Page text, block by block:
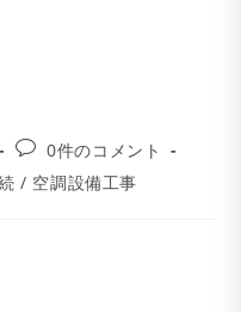
投
コ
0件のコメント
/ 空調設備工事